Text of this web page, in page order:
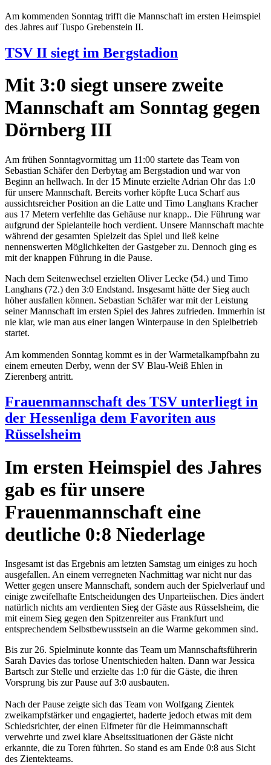
Am kommenden Sonntag trifft die Mannschaft im ersten Heimspiel
des Jahres auf Tuspo Grebenstein II.
TSV II siegt im Bergstadion
Mit 3:0 siegt unsere zweite
Mannschaft am Sonntag gegen
Dörnberg III
Am frühen Sonntagvormittag um 11:00 startete das Team von
Sebastian Schäfer den Derbytag am Bergstadion und war von
Beginn an hellwach. In der 15 Minute erzielte Adrian Ohr das 1:0
für unsere Mannschaft. Bereits vorher köpfte Luca Scharf aus
aussichtsreicher Position an die Latte und Timo Langhans Kracher
aus 17 Metern verfehlte das Gehäuse nur knapp.. Die Führung war
aufgrund der Spielanteile hoch verdient. Unsere Mannschaft machte
während der gesamten Spielzeit das Spiel und ließ keine
nennenswerten Möglichkeiten der Gastgeber zu. Dennoch ging es
mit der knappen Führung in die Pause.
Nach dem Seitenwechsel erzielten Oliver Lecke (54.) und Timo
Langhans (72.) den 3:0 Endstand. Insgesamt hätte der Sieg auch
höher ausfallen können. Sebastian Schäfer war mit der Leistung
seiner Mannschaft im ersten Spiel des Jahres zufrieden. Immerhin ist
nie klar, wie man aus einer langen Winterpause in den Spielbetrieb
startet.
Am kommenden Sonntag kommt es in der Warmetalkampfbahn zu
einem erneuten Derby, wenn der SV Blau-Weiß Ehlen in
Zierenberg antritt.
Frauenmannschaft des TSV unterliegt in
der Hessenliga dem Favoriten aus
Rüsselsheim
Im ersten Heimspiel des Jahres
gab es für unsere
Frauenmannschaft eine
deutliche 0:8 Niederlage
Insgesamt ist das Ergebnis am letzten Samstag um einiges zu hoch
ausgefallen. An einem verregneten Nachmittag war nicht nur das
Wetter gegen unsere Mannschaft, sondern auch der Spielverlauf und
einige zweifelhafte Entscheidungen des Unparteiischen. Dies ändert
natürlich nichts am verdienten Sieg der Gäste aus Rüsselsheim, die
mit einem Sieg gegen den Spitzenreiter aus Frankfurt und
entsprechendem Selbstbewusstsein an die Warme gekommen sind.
Bis zur 26. Spielminute konnte das Team um Mannschaftsführerin
Sarah Davies das torlose Unentschieden halten. Dann war Jessica
Bartsch zur Stelle und erzielte das 1:0 für die Gäste, die ihren
Vorsprung bis zur Pause auf 3:0 ausbauten.
Nach der Pause zeigte sich das Team von Wolfgang Zientek
zweikampfstärker und engagiertet, haderte jedoch etwas mit dem
Schiedsrichter, der einen Elfmeter für die Heimmannschaft
verwehrte und zwei klare Abseitssituationen der Gäste nicht
erkannte, die zu Toren führten. So stand es am Ende 0:8 aus Sicht
des Zientekteams.